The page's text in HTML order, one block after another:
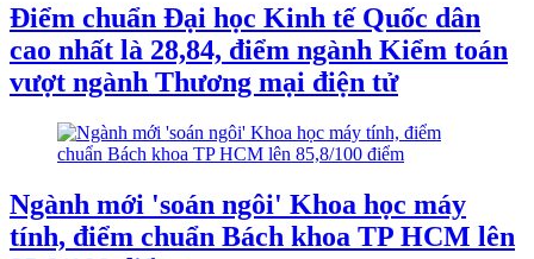
Điểm chuẩn Đại học Kinh tế Quốc dân
cao nhất là 28,84, điểm ngành Kiểm toán
vượt ngành Thương mại điện tử
Ngành mới 'soán ngôi' Khoa học máy
tính, điểm chuẩn Bách khoa TP HCM lên